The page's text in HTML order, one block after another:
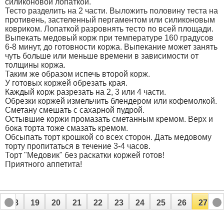
силиконовой лопаткой.
Тесто разделить на 2 части. Выложить половину теста на
противень, застеленный пергаментом или силиконовым
ковриком. Лопаткой разровнять тесто по всей площади.
Выпекать медовый корж при температуре 160 градусов
6-8 минут, до готовности коржа. Выпекание может занять
чуть больше или меньше времени в зависимости от
толщины коржа.
Таким же образом испечь второй корж.
У готовых коржей обрезать края.
Каждый корж разрезать на 2, 3 или 4 части.
Обрезки коржей измельчить блендером или кофемолкой.
Сметану смешать с сахарной пудрой.
Остывшие коржи промазать сметанным кремом. Верх и
бока торта тоже смазать кремом.
Обсыпать торт крошкой со всех сторон. Дать медовому
торту пропитаться в течение 3-4 часов.
Торт "Медовик" без раскатки коржей готов!
Приятного аппетита!
18 19 20 21 22 23 24 25 26 27